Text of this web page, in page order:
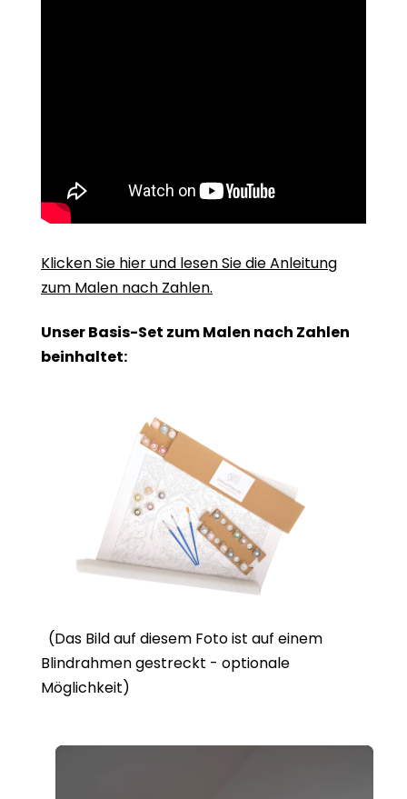
Klicken Sie hier und lesen Sie die Anleitung
zum Malen nach Zahlen.
Unser Basis-Set zum Malen nach Zahlen
beinhaltet:
(Das Bild auf diesem Foto ist auf einem
Blindrahmen gestreckt - optionale
Möglichkeit)